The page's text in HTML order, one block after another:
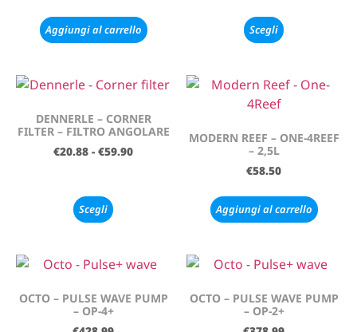
Aggiungi al carrello Scegli
DENNERLE – CORNER
FILTER – FILTRO ANGOLARE
€20.88 - €59.90
Scegli
MODERN REEF – ONE-4REEF
– 2,5L
€58.50
Aggiungi al carrello
OCTO – PULSE WAVE PUMP
– OP-4+
OCTO – PULSE WAVE PUMP
– OP-2+